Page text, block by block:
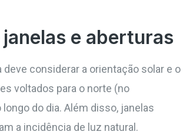
e aberturas
considerar a orientação solar e o
voltados para o norte (no
do dia. Além disso, janelas
a incidência de luz natural.